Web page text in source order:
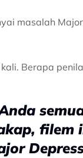
masalah
Berapa
filem